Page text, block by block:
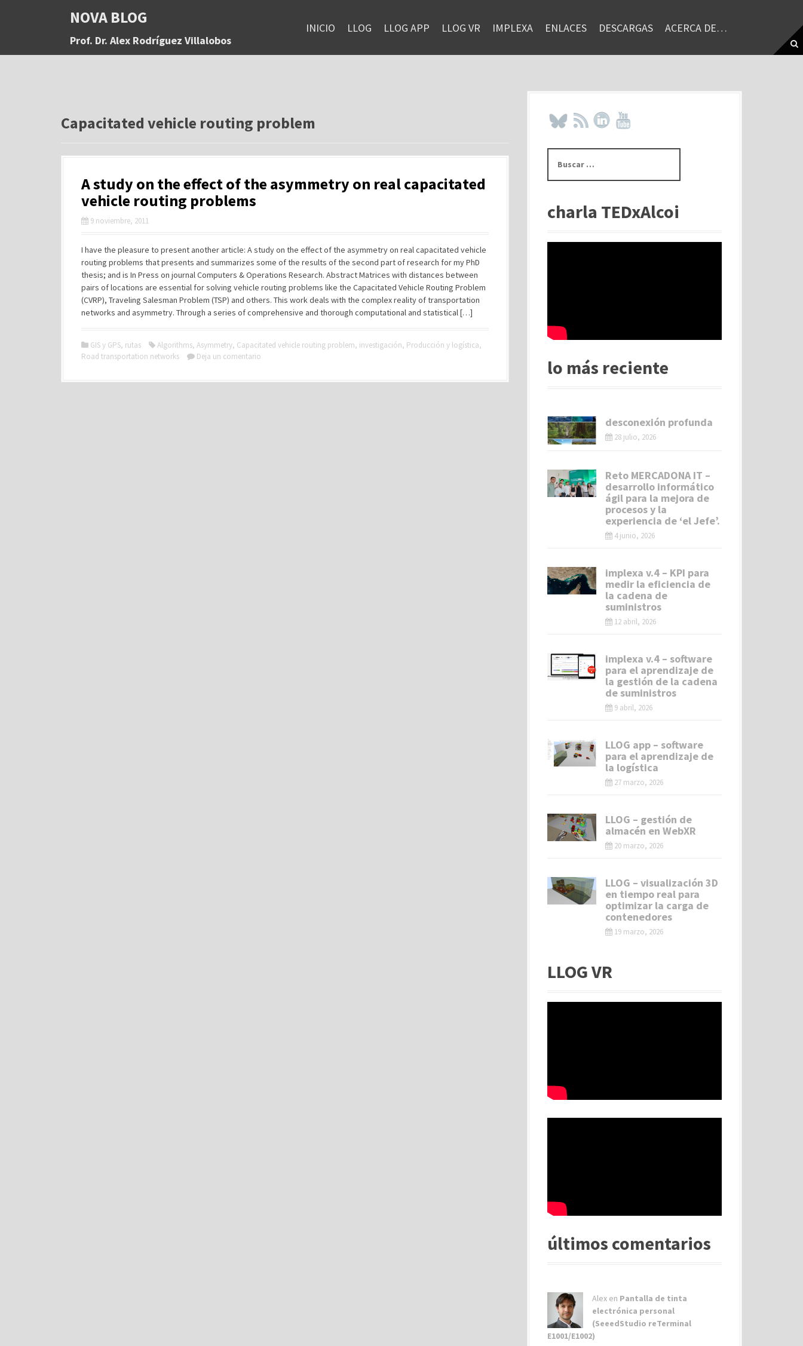
a
NOVA BLOG
Prof. Dr. Alex Rodríguez Villalobos
INICIO LLOG LLOG APP LLOG VR IMPLEXA ENLACES DESCARGAS ACERCA DE…
Capacitated vehicle routing problem
A study on the effect of the asymmetry on real capacitated
vehicle routing problems
9 noviembre, 2011
I have the pleasure to present another article: A study on the effect of the asymmetry on real capacitated vehicle
routing problems that presents and summarizes some of the results of the second part of research for my PhD
thesis; and is In Press on journal Computers & Operations Research. Abstract Matrices with distances between
pairs of locations are essential for solving vehicle routing problems like the Capacitated Vehicle Routing Problem
(CVRP), Traveling Salesman Problem (TSP) and others. This work deals with the complex reality of transportation
networks and asymmetry. Through a series of comprehensive and thorough computational and statistical […]
GIS y GPS, rutas Algorithms, Asymmetry, Capacitated vehicle routing problem, investigación, Producción y logística,
Road transportation networks
Deja un comentario
s
rcharla TEDxAlcoi
lo más reciente
desconexión profunda
28 julio, 2026
Reto MERCADONA IT –
desarrollo informático
ágil para la mejora de
procesos y la
experiencia de ‘el Jefe’.
4 junio, 2026
implexa v.4 – KPI para
medir la eficiencia de
la cadena de
suministros
12 abril, 2026
implexa v.4 – software
para el aprendizaje de
la gestión de la cadena
de suministros
9 abril, 2026
LLOG app – software
para el aprendizaje de
la logística
27 marzo, 2026
LLOG – gestión de
almacén en WebXR
20 marzo, 2026
LLOG – visualización 3D
en tiempo real para
optimizar la carga de
contenedores
19 marzo, 2026
LLOG VR
últimos comentarios
Alex en Pantalla de tinta
electrónica personal
(SeeedStudio reTerminal
E1001/E1002)